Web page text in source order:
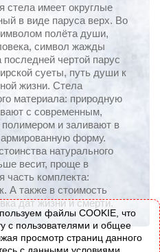
стела имеет округлые
в виде паруса верх. Во
полёта души,
символ жажды
чертой парус
суеты, путь души к
жизни. Стела
материала: природную
с современным,
и заливают в
форму.
натурального
весит, проще в
часть комплекта:
А также в стоимость
дат жизни и смерти.
файлы COOKIE, что
с пользователями и общее
просмотр страниц данного